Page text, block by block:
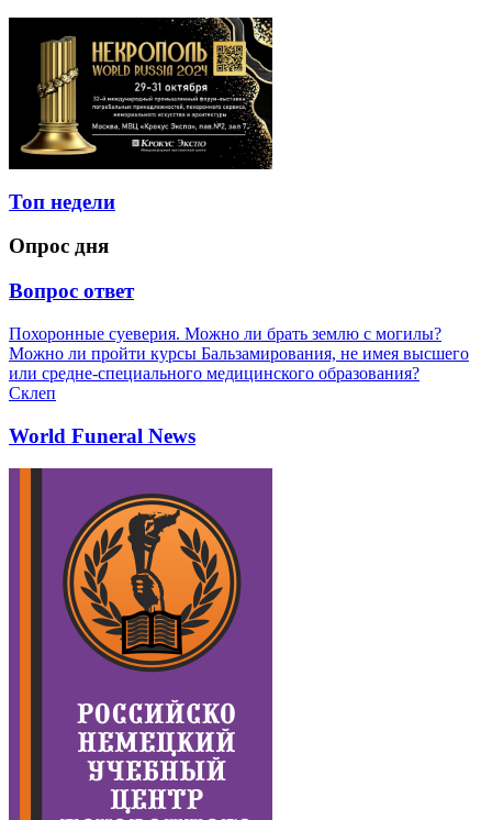
Топ недели
Опрос дня
Вопрос ответ
Похоронные суеверия. Можно ли брать землю с могилы?
Можно ли пройти курсы Бальзамирования, не имея высшего
или средне-специального медицинского образования?
Склеп
World Funeral News